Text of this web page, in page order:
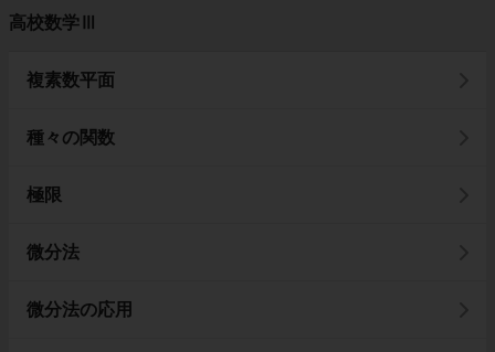
高校数学Ⅲ
複素数平面
種々の関数
極限
微分法
微分法の応用